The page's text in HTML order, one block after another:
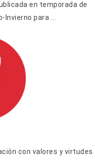
en temporada de
Invierno para ...
con valores y virtudes